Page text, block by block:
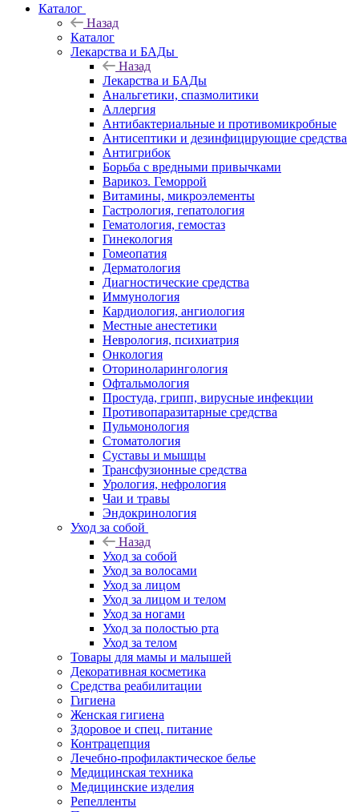
Каталог
Назад
Каталог
Лекарства и БАДы
Назад
Лекарства и БАДы
Анальгетики, спазмолитики
Аллергия
Антибактериальные и противомикробные
Антисептики и дезинфицирующие средства
Антигрибок
Борьба с вредными привычками
Варикоз. Геморрой
Витамины, микроэлементы
Гастрология, гепатология
Гематология, гемостаз
Гинекология
Гомеопатия
Дерматология
Диагностические средства
Иммунология
Кардиология, ангиология
Местные анестетики
Неврология, психиатрия
Онкология
Оториноларингология
Офтальмология
Простуда, грипп, вирусные инфекции
Противопаразитарные средства
Пульмонология
Стоматология
Суставы и мышцы
Трансфузионные средства
Урология, нефрология
Чаи и травы
Эндокринология
Уход за собой
Назад
Уход за собой
Уход за волосами
Уход за лицом
Уход за лицом и телом
Уход за ногами
Уход за полостью рта
Уход за телом
Товары для мамы и малышей
Декоративная косметика
Средства реабилитации
Гигиена
Женская гигиена
Здоровое и спец. питание
Контрацепция
Лечебно-профилактическое белье
Медицинская техника
Медицинские изделия
Репелленты